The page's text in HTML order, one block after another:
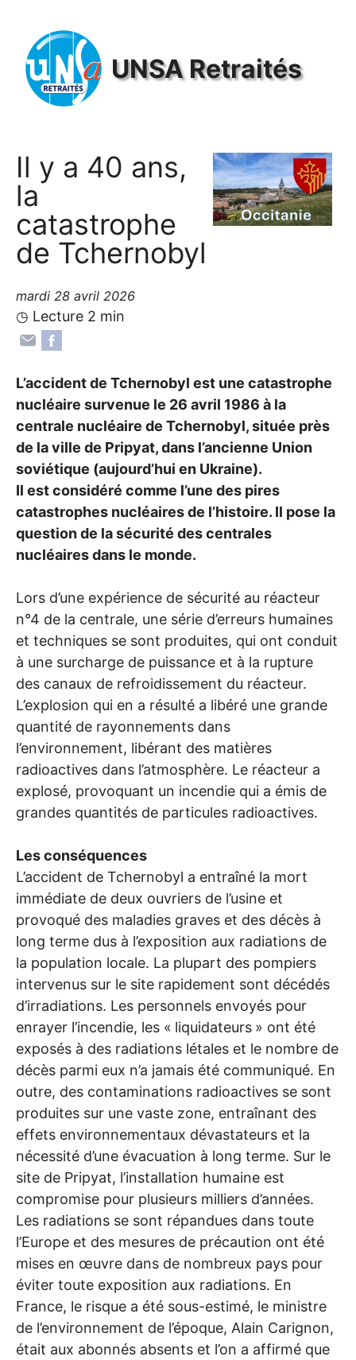
UNSARetraités
Il y a 40 ans,
la
catastrophe
de Tchernobyl
mardi 28 avril 2026
◷ Lecture 2 min
L’accident de Tchernobyl est une catastrophe
nucléaire survenue le 26 avril 1986 à la
centrale nucléaire de Tchernobyl, située près
de la ville de Pripyat, dans l’ancienne Union
soviétique (aujourd’hui en Ukraine).
Il est considéré comme l’une des pires
catastrophes nucléaires de l’histoire. Il pose la
question de la sécurité des centrales
nucléaires dans le monde.
Lors d’une expérience de sécurité au réacteur
n°4 de la centrale, une série d’erreurs humaines
et techniques se sont produites, qui ont conduit
à une surcharge de puissance et à la rupture
des canaux de refroidissement du réacteur.
L’explosion qui en a résulté a libéré une grande
quantité de rayonnements dans
l’environnement, libérant des matières
radioactives dans l’atmosphère. Le réacteur a
explosé, provoquant un incendie qui a émis de
grandes quantités de particules radioactives.
Les conséquences
L’accident de Tchernobyl a entraîné la mort
immédiate de deux ouvriers de l’usine et
provoqué des maladies graves et des décès à
long terme dus à l’exposition aux radiations de
la population locale. La plupart des pompiers
intervenus sur le site rapidement sont décédés
d’irradiations. Les personnels envoyés pour
enrayer l’incendie, les « liquidateurs » ont été
exposés à des radiations létales et le nombre de
décès parmi eux n’a jamais été communiqué. En
outre, des contaminations radioactives se sont
produites sur une vaste zone, entraînant des
effets environnementaux dévastateurs et la
nécessité d’une évacuation à long terme. Sur le
site de Pripyat, l’installation humaine est
compromise pour plusieurs milliers d’années.
Les radiations se sont répandues dans toute
l’Europe et des mesures de précaution ont été
mises en œuvre dans de nombreux pays pour
éviter toute exposition aux radiations. En
France, le risque a été sous-estimé, le ministre
de l’environnement de l’époque, Alain Carignon,
était aux abonnés absents et l’on a affirmé que